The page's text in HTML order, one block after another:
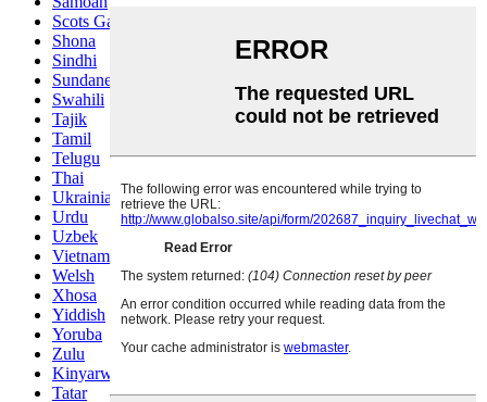
Scots Gaelic
Shona
Sindhi
Sundanese
Swahili
Tajik
Tamil
Telugu
Thai
Ukrainian
Urdu
Uzbek
Vietnamese
Welsh
Xhosa
Yiddish
Yoruba
Zulu
Kinyarwanda
Tatar